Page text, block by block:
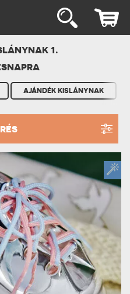
1.
AJÁNDÉK KISLÁNYNAK